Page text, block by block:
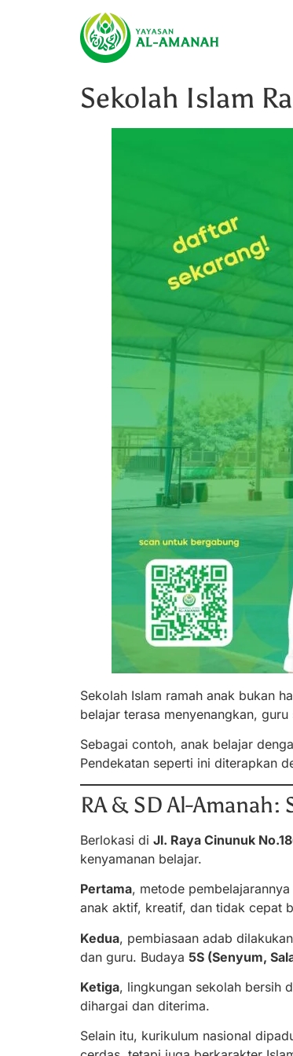
Sekolah Islam
Sekolah Islam ramah anak bukan
belajar terasa menyenangkan,
Sebagai contoh, anak belajar
Pendekatan seperti ini diterapkan
RA & SD Al-Amanah:
Berlokasi di Jl. Raya Cinunuk
kenyamanan belajar.
Pertama, metode
anak aktif, kreatif, dan tidak cepat
Kedua, pembiasaan adab
dan guru. Budaya 5S (Senyum,
Ketiga, lingkungan sekolah bersih
dihargai dan diterima.
Selain itu, kurikulum nasional